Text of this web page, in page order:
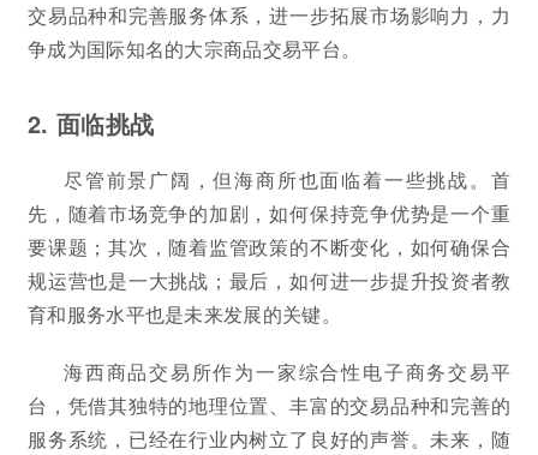
交易品种和完善服务体系，进一步拓展市场影响力，力
争成为国际知名的大宗商品交易平台。
2. 面临挑战
尽管前景广阔，但海商所也面临着一些挑战。首
先，随着市场竞争的加剧，如何保持竞争优势是一个重
要课题；其次，随着监管政策的不断变化，如何确保合
规运营也是一大挑战；最后，如何进一步提升投资者教
育和服务水平也是未来发展的关键。
海西商品交易所作为一家综合性电子商务交易平
台，凭借其独特的地理位置、丰富的交易品种和完善的
服务系统，已经在行业内树立了良好的声誉。未来，随